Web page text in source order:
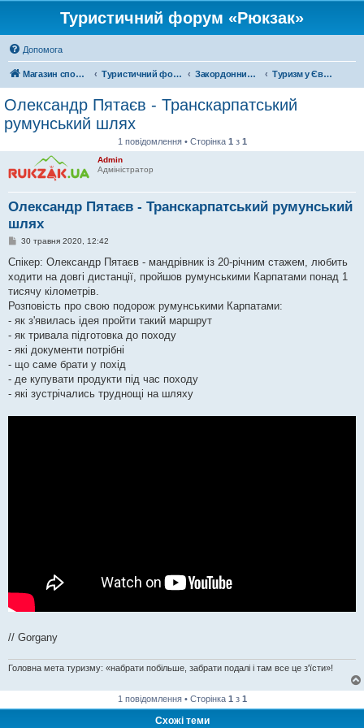
Туристичний форум «Рюкзак»
Допомога
Магазин спорядження Туристичний форум «Рюкзак» Закордонний туризм Туризм у Європі
Олександр Пятаєв - Транскарпатський
румунський шлях
1 повідомлення • Сторінка 1 з 1
Admin
Адміністратор
Олександр Пятаєв - Транскарпатський румунський
шлях
П
в
д
о
л
е
н
я
30 травня 2020, 12:42
Спікер: Олександр Пятаєв - мандрівник із 20-річним стажем, любить
ходити на довгі дистанції, пройшов румунськими Карпатами понад 1
тисячу кілометрів.
Розповість про свою подорож румунськими Карпатами:
- як з'явилась ідея пройти такий маршрут
- як тривала підготовка до походу
- які документи потрібні
- що саме брати у похід
- де купувати продукти під час походу
- які зустрічались труднощі на шляху
// Gorgany
Головна мета туризму: «набрати побільше, забрати подалі і там все це з'їсти»!
1 повідомлення • Сторінка 1 з 1
Схожі теми